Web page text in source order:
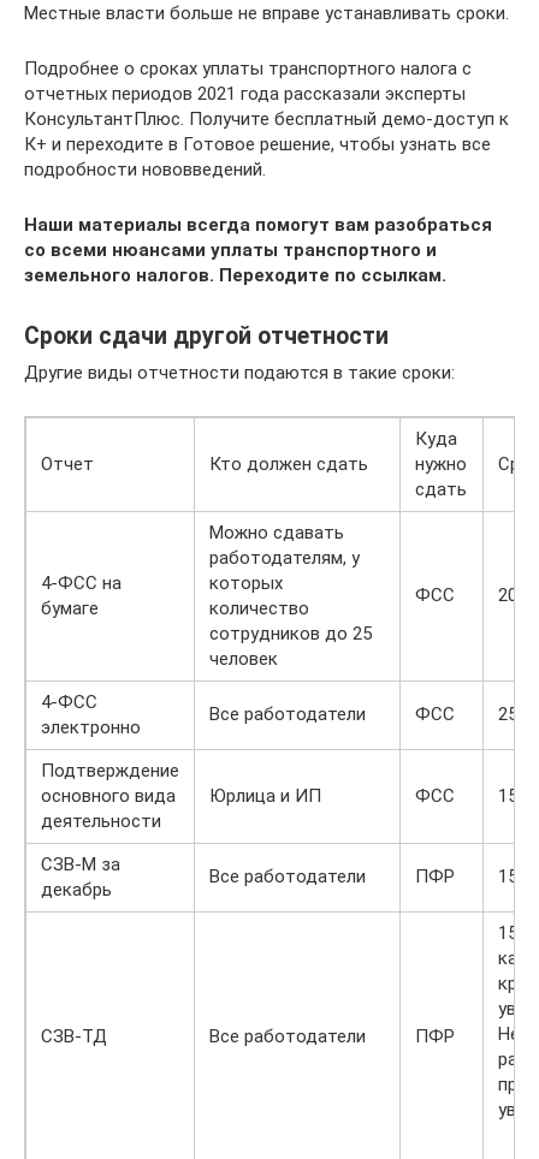
Местные власти больше не вправе устанавливать сроки.
Подробнее о сроках уплаты транспортного налога с
отчетных периодов 2021 года рассказали эксперты
КонсультантПлюс. Получите бесплатный демо-доступ к
К+ и переходите в Готовое решение, чтобы узнать все
подробности нововведений.
Наши материалы всегда помогут вам разобраться
со всеми нюансами уплаты транспортного и
земельного налогов. Переходите по ссылкам.
Сроки сдачи другой отчетности
Другие виды отчетности подаются в такие сроки:
Отчет Кто должен сдать
Куда
нужно
сдать
4-ФСС на
бумаге
Можно сдавать
работодателям, у
которых
количество
сотрудников до 25
человек
ФСС
4-ФСС
электронно
Все работодатели ФСС
Подтверждение
основного вида
деятельности
Юрлица и ИП ФСС
СЗВ-М за
декабрь
Все работодатели ПФР
СЗВ-ТД Все работодатели ПФР
Не